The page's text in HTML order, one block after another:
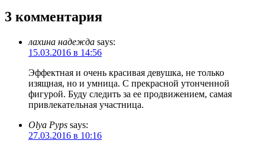
3 комментария
лахина надежда says:
15.03.2016 в 14:56
Эффектная и очень красивая девушка, не только
изящная, но и умница. С прекрасной утонченной
фигурой. Буду следить за ее продвижением, самая
привлекательная участница.
Olya Pyps says:
27.03.2016 в 10:16